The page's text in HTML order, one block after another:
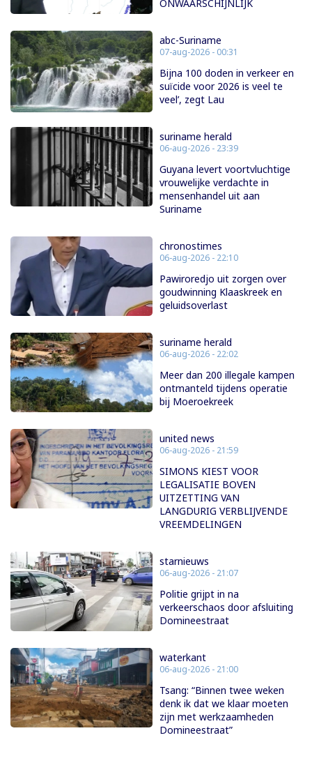
ONWAARSCHIJNLIJK
abc-Suriname
07-aug-2026 - 00:31
Bijna 100 doden in verkeer en
suïcide voor 2026 is veel te
veel’, zegt Lau
suriname herald
06-aug-2026 - 23:39
Guyana levert voortvluchtige
vrouwelijke verdachte in
mensenhandel uit aan
Suriname
chronostimes
06-aug-2026 - 22:10
Pawiroredjo uit zorgen over
goudwinning Klaaskreek en
geluidsoverlast
suriname herald
06-aug-2026 - 22:02
Meer dan 200 illegale kampen
ontmanteld tijdens operatie
bij Moeroekreek
united news
06-aug-2026 - 21:59
SIMONS KIEST VOOR
LEGALISATIE BOVEN
UITZETTING VAN
LANGDURIG VERBLIJVENDE
VREEMDELINGEN
starnieuws
06-aug-2026 - 21:07
Politie grijpt in na
verkeerschaos door afsluiting
Domineestraat
waterkant
06-aug-2026 - 21:00
Tsang: “Binnen twee weken
denk ik dat we klaar moeten
zijn met werkzaamheden
Domineestraat”